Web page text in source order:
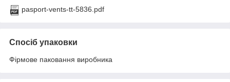
pasport-vents-tt-5836.pdf
Спосіб упаковки
Фірмове паковання виробника